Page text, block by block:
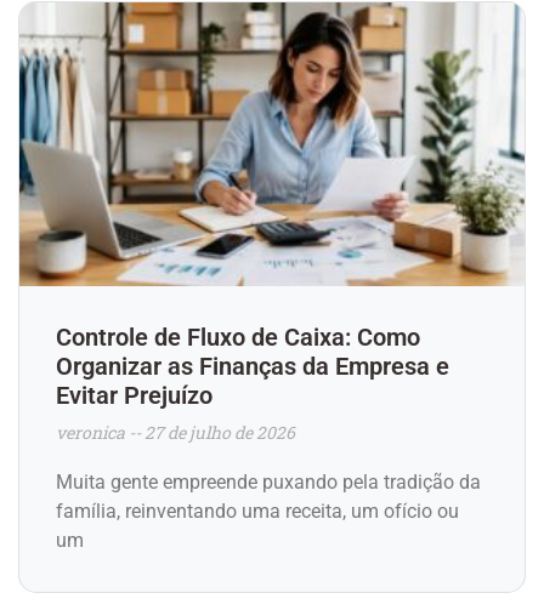
Controle de Fluxo de Caixa: Como
Organizar as Finanças da Empresa e
Evitar Prejuízo
veronica 27 de julho de 2026
Muita gente empreende puxando pela tradição da
família, reinventando uma receita, um ofício ou
um